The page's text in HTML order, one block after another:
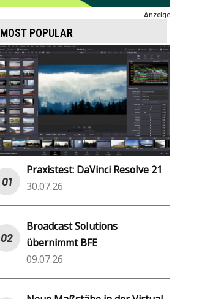
Anzeige
MOST POPULAR
Praxistest: DaVinci Resolve 21
30.07.26
Broadcast Solutions
übernimmt BFE
09.07.26